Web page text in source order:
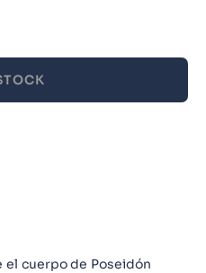
el cuerpo de Poseidón